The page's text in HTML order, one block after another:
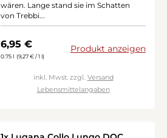
wären. Lange stand sie im Schatten
von Trebbi...
Regulärer Preis:
6,95 €
0.75 l (9,27 € / 1 l)
Produkt anzeigen
inkl. Mwst. zzgl. Versand
Lebensmittelangaben